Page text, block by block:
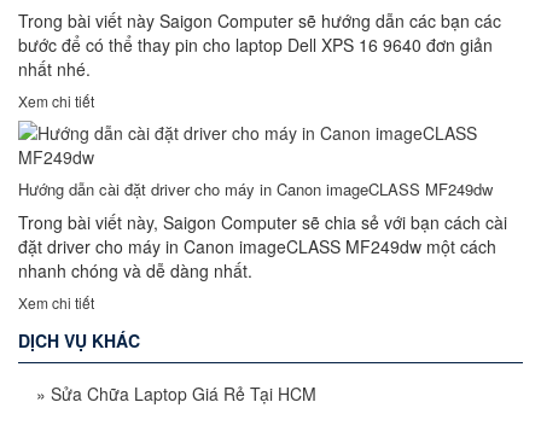
Trong bài viết này Saigon Computer sẽ hướng dẫn các bạn các
bước để có thể thay pin cho laptop Dell XPS 16 9640 đơn giản
nhất nhé.
Xem chi tiết
Hướng dẫn cài đặt driver cho máy in Canon imageCLASS MF249dw
Trong bài viết này, Saigon Computer sẽ chia sẻ với bạn cách cài
đặt driver cho máy in Canon imageCLASS MF249dw một cách
nhanh chóng và dễ dàng nhất.
Xem chi tiết
DỊCH VỤ KHÁC
» Sửa Chữa Laptop Giá Rẻ Tại HCM